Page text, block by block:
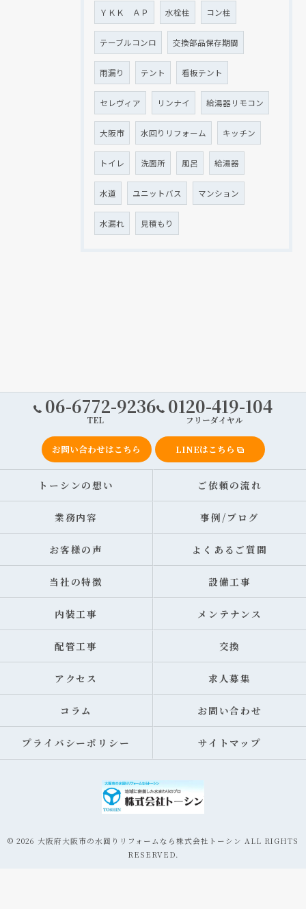
ＹＫＫ ＡＰ 水栓柱 コン柱
テーブルコンロ 交換部品保存期間
雨漏り テント 看板テント
セレヴィア リンナイ 給湯器リモコン
大阪市 水回りリフォーム キッチン
トイレ 洗面所 風呂 給湯器
水道 ユニットバス マンション
水漏れ 見積もり
06-6772-9236
TEL
0120-419-104
フリーダイヤル
お問い合わせはこちら LINEはこちら
トーシンの想い ご依頼の流れ
業務内容 事例/ブログ
お客様の声 よくあるご質問
当社の特徴 設備工事
内装工事 メンテナンス
配管工事 交換
アクセス 求人募集
コラム お問い合わせ
プライバシーポリシー サイトマップ
© 2026 大阪府大阪市の水回りリフォームなら株式会社トーシン ALL RIGHTS
RESERVED.